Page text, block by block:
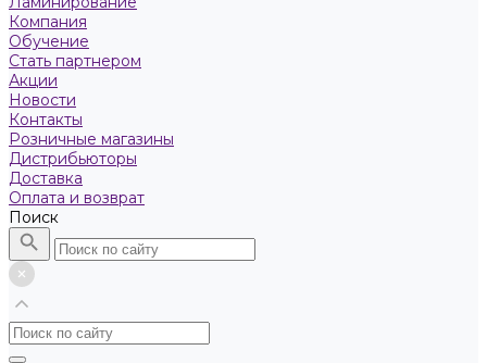
Компания
Обучение
Стать партнером
Акции
Новости
Контакты
Розничные магазины
Дистрибьюторы
Доставка
Оплата и возврат
Поиск